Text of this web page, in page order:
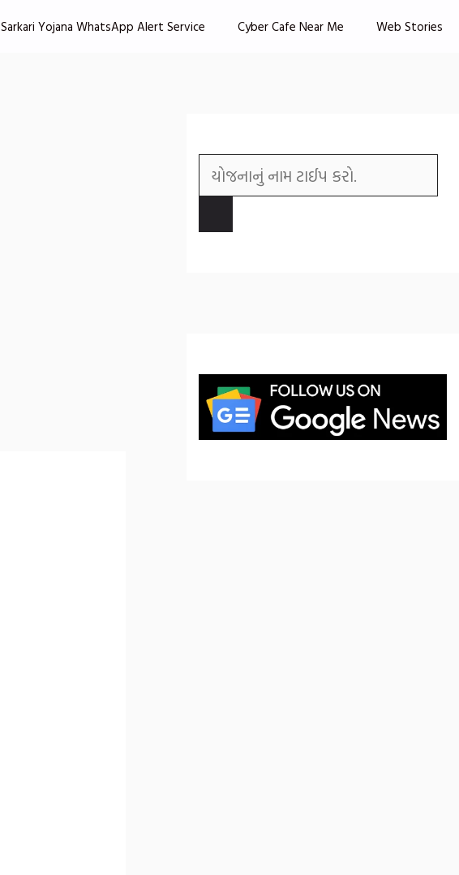
Sarkari Yojana WhatsApp Alert Service Cyber Cafe Near Me Web Stories